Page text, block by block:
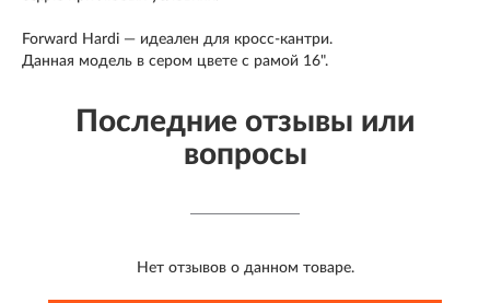
Forward Hardi — идеален для кросс-кантри.
Данная модель в сером цвете с рамой 16".
Последние отзывы или
вопросы
Нет отзывов о данном товаре.